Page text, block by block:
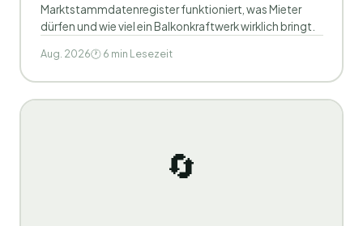
Marktstammdatenregister funktioniert, was Mieter
dürfen und wie viel ein Balkonkraftwerk wirklich bringt.
Aug. 2026🕐 6 min Lesezeit
🔄